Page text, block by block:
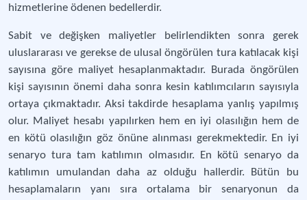
hizmetlerine ödenen bedellerdir.
Sabit ve değişken maliyetler belirlendikten sonra gerek
uluslararası ve gerekse de ulusal öngörülen tura katılacak kişi
sayısına göre maliyet hesaplanmaktadır. Burada öngörülen
kişi sayısının önemi daha sonra kesin katılımcıların sayısıyla
ortaya çıkmaktadır. Aksi takdirde hesaplama yanlış yapılmış
olur. Maliyet hesabı yapılırken hem en iyi olasılığın hem de
en kötü olasılığın göz önüne alınması gerekmektedir. En iyi
senaryo tura tam katılımın olmasıdır. En kötü senaryo da
katılımın umulandan daha az olduğu hallerdir. Bütün bu
hesaplamaların yanı sıra ortalama bir senaryonun da